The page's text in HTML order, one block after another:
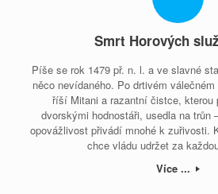
Smrt Horových
Píše se rok 1479 př. n. l. a ve slavné
něco nevídaného. Po drtivém
říší Mitani a razantní čistce, kterou
dvorskými hodnostáři, usedla na trůn
opovážlivost přivádí mnohé k zuřivosti.
chce vládu udržet za
Více ...